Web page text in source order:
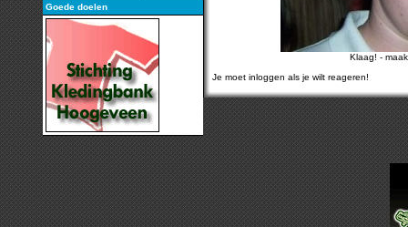
Goede doelen
Klaag! -
Je moet inloggen als je wilt reageren!